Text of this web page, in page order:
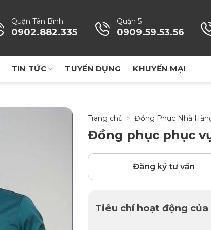
Quận Tân Bình
0902.882.335
Quận 5
0909.59.53.56
TIN TỨC TUYỂN DỤNG KHUYẾN MẠI
Trang chủ » Đồng Phục Nhà
Đồng phục phục
Đăng ký tư vấn
Tiêu chí hoạt động